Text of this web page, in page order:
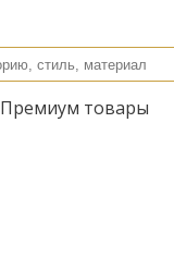
Премиум товары